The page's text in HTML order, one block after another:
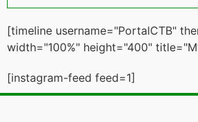
[timeline username="PortalCTB"
width="100%" height="400"
[instagram-feed feed=1]